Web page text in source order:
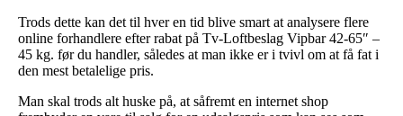
Trods dette kan det til hver en tid blive smart at analysere flere
online forhandlere efter rabat på Tv-Loftbeslag Vipbar 42-65″ –
45 kg. før du handler, således at man ikke er i tvivl om at få fat i
den mest betalelige pris.
Man skal trods alt huske på, at såfremt en internet shop